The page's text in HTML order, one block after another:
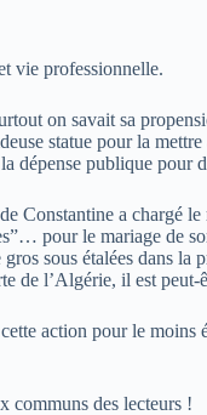
vie professionnelle.
on savait sa
statue pour la
dépense publique pour
a chargé
pour le mariage de
sous étalées dans
l’Algérie, il est peut-
action pour le
communs des lecteurs !